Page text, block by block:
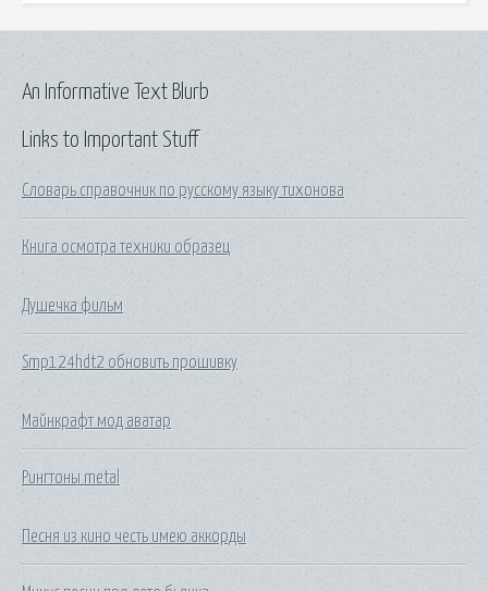
Links to Important Stuff
Словарь справочник по русскому языку тихонова
Книга осмотра техники образец
Душечка фильм
Smp124hdt2 обновить прошивку
Майнкрафт мод аватар
Рингтоны metal
Песня из кино честь имею аккорды
An Informative Text Blurb